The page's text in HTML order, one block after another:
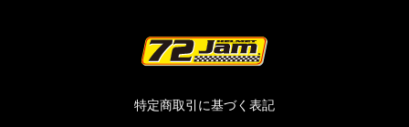
特定商取引に基づく表記